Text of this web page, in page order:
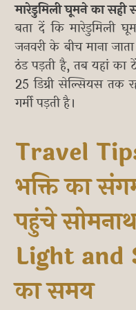
मारेडुमिली घूमने का सही
बता दें कि मारेडुमिली
जनवरी के बीच माना
ठंड पड़ती है, तब यहां का
25 डिग्री सेल्सियस तक
गर्मी पड़ती है।
Travel
भक्ति का
पहुंचे
Light and
का समय